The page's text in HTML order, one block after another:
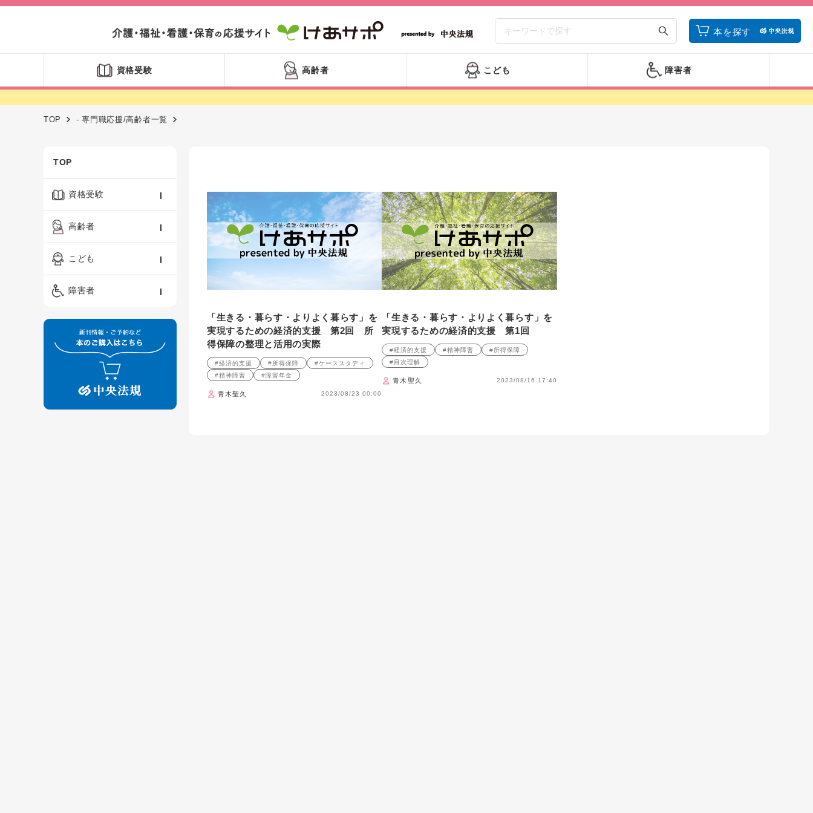
本を探す
資格受験 高齢者 こども 障害者
TOP - 専門職応援/高齢者一覧
TOP
資格受験
ケアマネジャー
精神保健福祉士
保育士
高齢者
認知症ケア・介護技術
ーシャルワーク
看護
制度
こども
保育・教育／発達障害
障害者
障害者支援・福祉
「生きる・暮らす・よりよく暮らす」を
実現するための経済的支援 第2回 所
得保障の整理と活用の実際
#経済的支援 #所得保障
#ケーススタディ
#精神障害
#障害年金
青木聖久 2023/08/23 00:00
「生きる・暮らす・よりよく暮らす」を
実現するための経済的支援 第1回
#経済的支援 #精神障害
#所得保障
#目次理解
青木聖久 2023/08/16 17:40